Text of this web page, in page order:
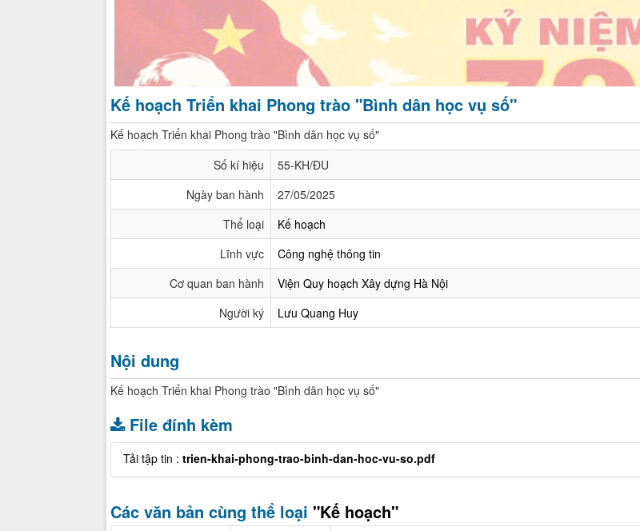
Kế hoạch Triển khai Phong trào "Bình dân học vụ số"
Kế hoạch Triển khai Phong trào "Bình dân học vụ số"
Số kí hiệu
55-KH/ĐU
Ngày ban hành
27/05/2025
Thể loại
Kế hoạch
Lĩnh vực
Công nghệ thông tin
Cơ quan ban hành
Viện Quy hoạch Xây dựng Hà Nội
Người ký
Lưu Quang Huy
Nội dung
Kế hoạch Triển khai Phong trào "Bình dân học vụ số"
File đính kèm
Tải tập tin : trien-khai-phong-trao-binh-dan-hoc-vu-so.pdf
Các văn bản cùng thể loại "Kế hoạch"